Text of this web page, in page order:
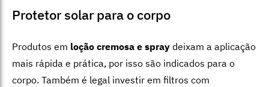
Protetor solar para o corpo
Produtos em loção cremosa e spray deixam a aplicação
mais rápida e prática, por isso são indicados para o
corpo. Também é legal investir em filtros com